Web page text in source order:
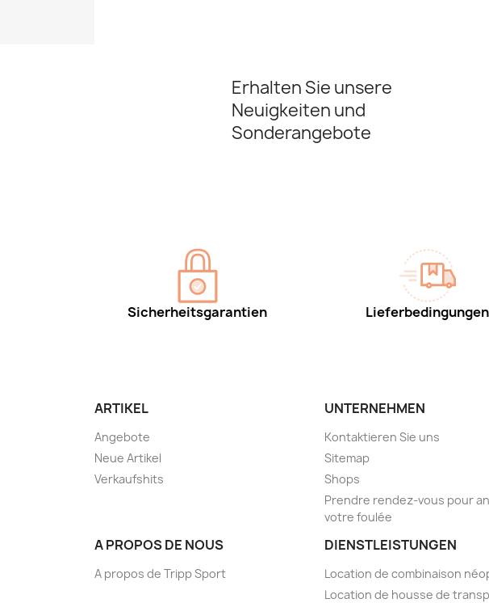
Erhalten Sie unsere
Neuigkeiten und
Sonderangebote
Sicherheitsgarantien Lieferbedingungen
ARTIKEL
Angebote
Neue Artikel
Verkaufshits
UNTERNEHMEN
Kontaktieren Sie uns
Sitemap
Shops
Prendre rendez-vous pour
votre foulée
A PROPOS DE NOUS
A propos de Tripp Sport
DIENSTLEISTUNGEN
Location de combinaison
Location de housse de